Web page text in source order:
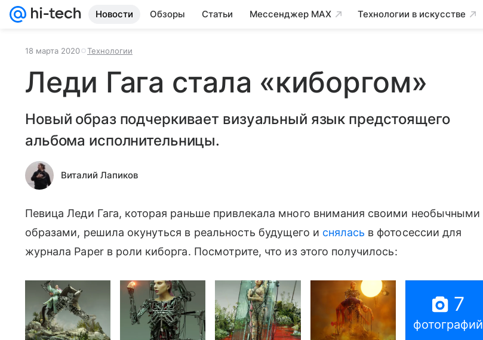
Новости Обзоры Статьи Мессенджер MAX Технологии в искусстве
18 марта 2020 Технологии
Леди Гага стала «киборгом»
Новый образ подчеркивает визуальный язык предстоящего
альбома исполнительницы.
Виталий Лапиков
Певица Леди Гага, которая раньше привлекала много внимания своими необычными
образами, решила окунуться в реальность будущего и снялась в фотосессии для
журнала Paper в роли киборга. Посмотрите, что из этого получилось:
7
фотографий